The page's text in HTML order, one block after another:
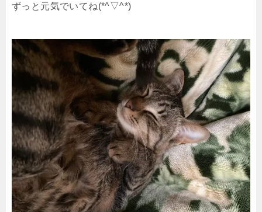
ずっと元気でいてね(*^▽^*)